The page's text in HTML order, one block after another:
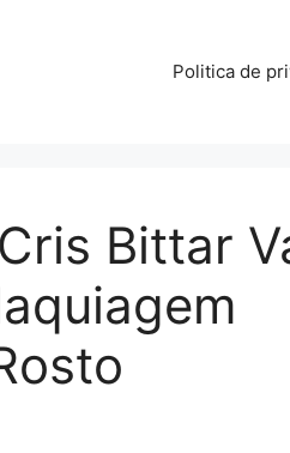
Politica de
Bittar